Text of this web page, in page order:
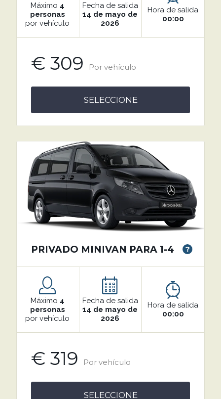
Máximo 4
personas
por vehículo
Fecha de salida
14 de mayo de
2026
Hora de salida
00:00
€ 309 Por vehículo
SELECCIONE
PRIVADO MINIVAN PARA 1-4 ?
Máximo 4
personas
por vehículo
Fecha de salida
14 de mayo de
2026
Hora de salida
00:00
€ 319 Por vehículo
SELECCIONE